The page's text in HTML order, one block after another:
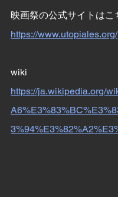
映画祭の公式サイトはこ
https://www.utopiales.org/
wiki
https://ja.wikipedia.org/